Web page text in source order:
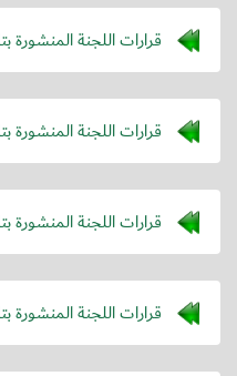
قرارات اللجنة المنشورة
قرارات اللجنة المنشورة
قرارات اللجنة المنشورة
قرارات اللجنة المنشورة